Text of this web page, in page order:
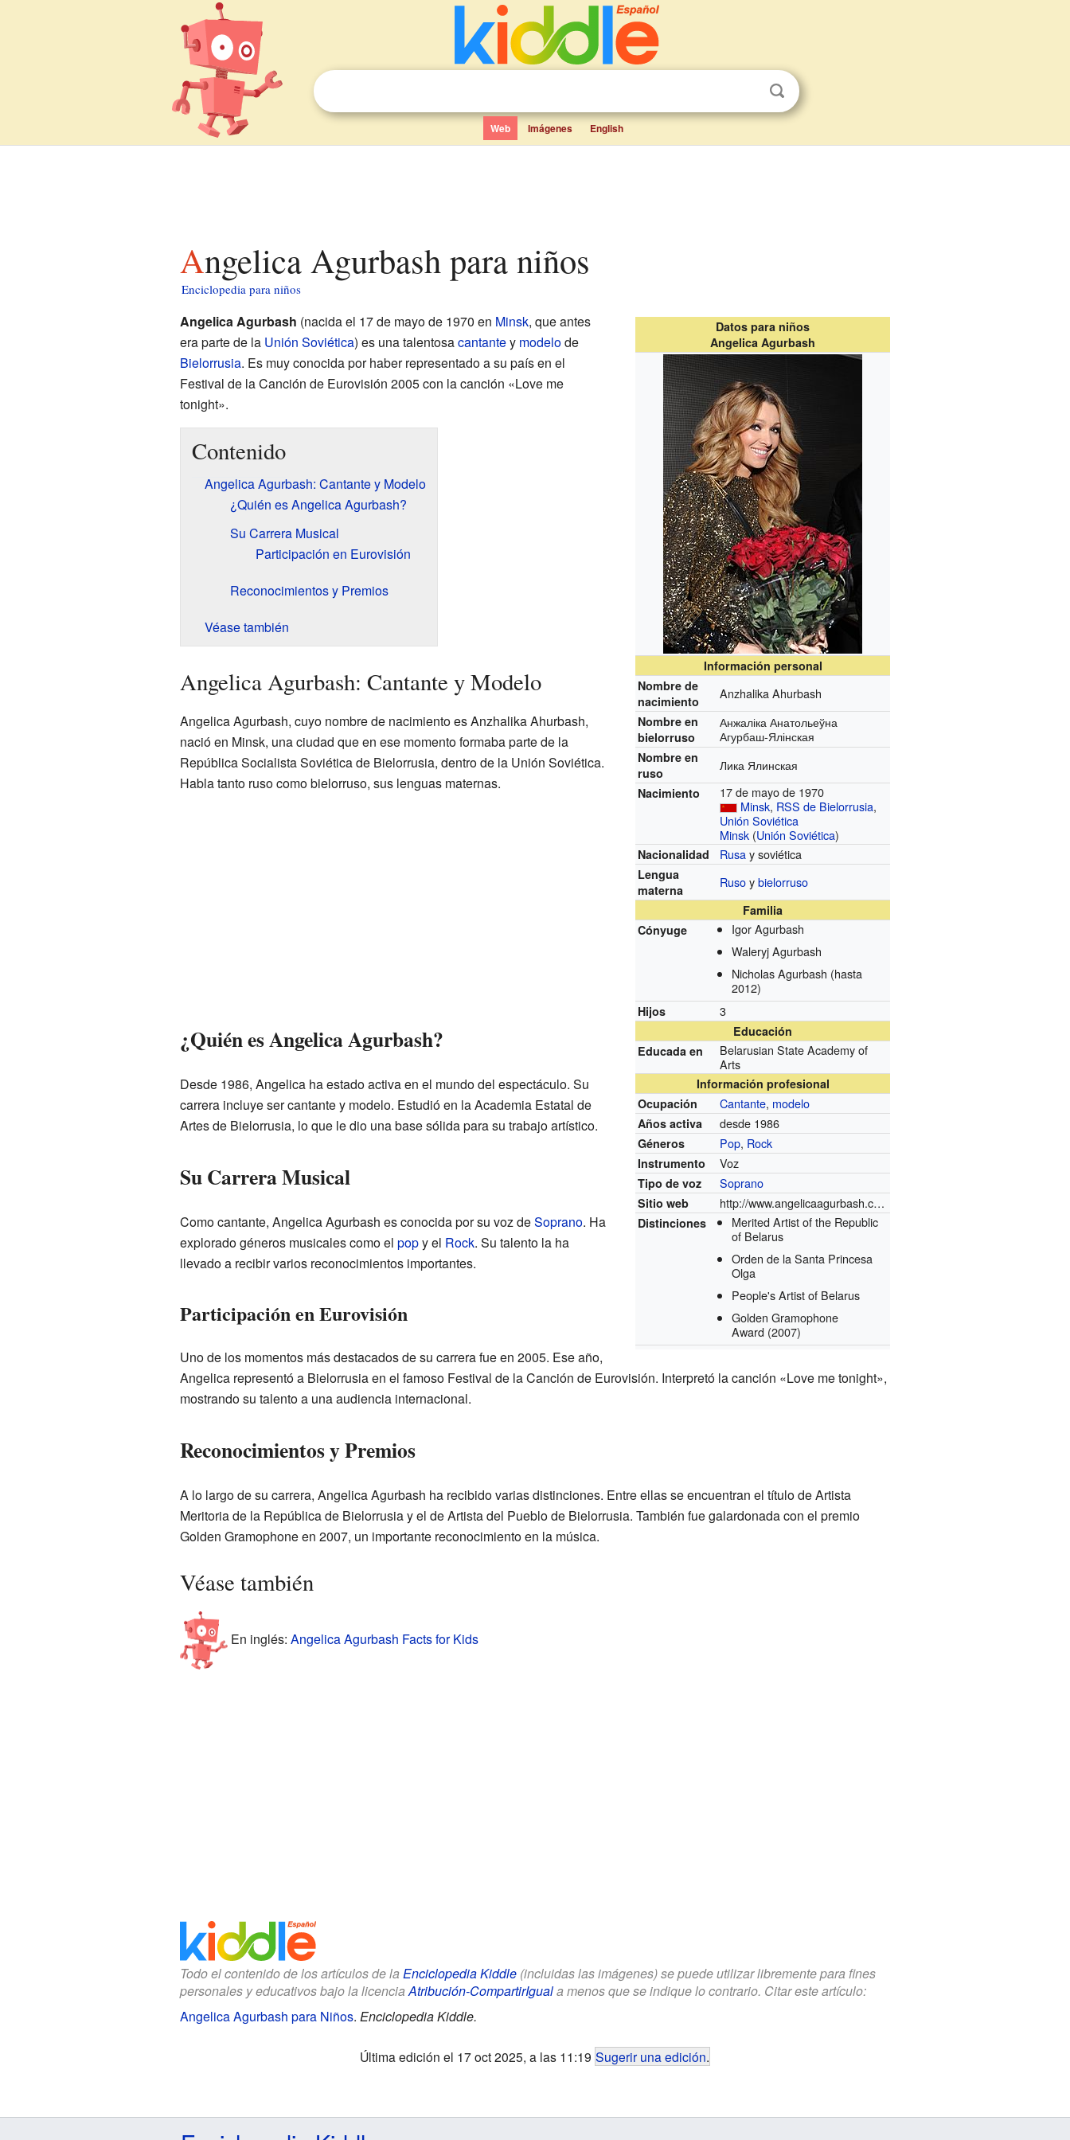
Web Imágenes English
Angelica Agurbash para niños
Enciclopedia para niños
Datos para niños
Angelica Agurbash
Información personal
Nombre de
nacimiento
Anzhalika Ahurbash
Nombre en
bielorruso
Анжаліка Анатольеўна
Агурбаш-Ялінская
Nombre en
ruso
Лика Ялинская
Nacimiento
17 de mayo de 1970
Minsk, RSS de Bielorrusia,
Unión Soviética
Minsk (Unión Soviética)
Nacionalidad Rusay soviética
Lengua
materna
Rusoybielorruso
Familia
Cónyuge
Igor Agurbash
Waleryj Agurbash
Nicholas Agurbash (hasta
2012)
Hijos 3
Educación
Educada en
Belarusian State Academy of
Arts
Información profesional
Ocupación
Cantante, modelo
Años activa desde 1986
Géneros Pop, Rock
Instrumento Voz
Tipo de voz Soprano
Sitio web http://www.angelicaagurbash.com
Distinciones
Merited Artist of the Republic
of Belarus
Orden de la Santa Princesa
Olga
People's Artist of Belarus
Golden Gramophone
Award (2007)
Angelica Agurbash (nacida el 17 de mayo de 1970 en Minsk, que antes
era parte de la Unión Soviética) es una talentosacantantey modelode
Bielorrusia. Es muy conocida por haber representado a su país en el
Festival de la Canción de Eurovisión 2005 con la canción «Love me
tonight».
Contenido
Angelica Agurbash: Cantante y Modelo
¿Quién es Angelica Agurbash?
Su Carrera Musical
Participación en Eurovisión
Reconocimientos y Premios
Véase también
Angelica Agurbash: Cantante y Modelo
Angelica Agurbash, cuyo nombre de nacimiento es Anzhalika Ahurbash,
nació en Minsk, una ciudad que en ese momento formaba parte de la
República Socialista Soviética de Bielorrusia, dentro de la Unión Soviética.
Habla tanto ruso como bielorruso, sus lenguas maternas.
¿Quién es Angelica Agurbash?
Desde 1986, Angelica ha estado activa en el mundo del espectáculo. Su
carrera incluye ser cantante y modelo. Estudió en la Academia Estatal de
Artes de Bielorrusia, lo que le dio una base sólida para su trabajo artístico.
Su Carrera Musical
Como cantante, Angelica Agurbash es conocida por su voz deSoprano. Ha
explorado géneros musicales como el popy el Rock. Su talento la ha
llevado a recibir varios reconocimientos importantes.
Participación en Eurovisión
Uno de los momentos más destacados de su carrera fue en 2005. Ese año,
Angelica representó a Bielorrusia en el famoso Festival de la Canción de Eurovisión. Interpretó la canción «Love me tonight»,
mostrando su talento a una audiencia internacional.
Reconocimientos y Premios
A lo largo de su carrera, Angelica Agurbash ha recibido varias distinciones. Entre ellas se encuentran el título de Artista
Meritoria de la República de Bielorrusia y el de Artista del Pueblo de Bielorrusia. También fue galardonada con el premio
Golden Gramophone en 2007, un importante reconocimiento en la música.
Véase también
En inglés: Angelica Agurbash Facts for Kids
Todo el contenido de los artículos de la Enciclopedia Kiddle(incluidas las imágenes) se puede utilizar libremente para fines
personales y educativos bajo la licenciaAtribución-CompartirIguala menos que se indique lo contrario. Citar este artículo:
Angelica Agurbash para Niños. Enciclopedia Kiddle.
Última edición el 17 oct 2025, a las 11:19 Sugerir una edición.